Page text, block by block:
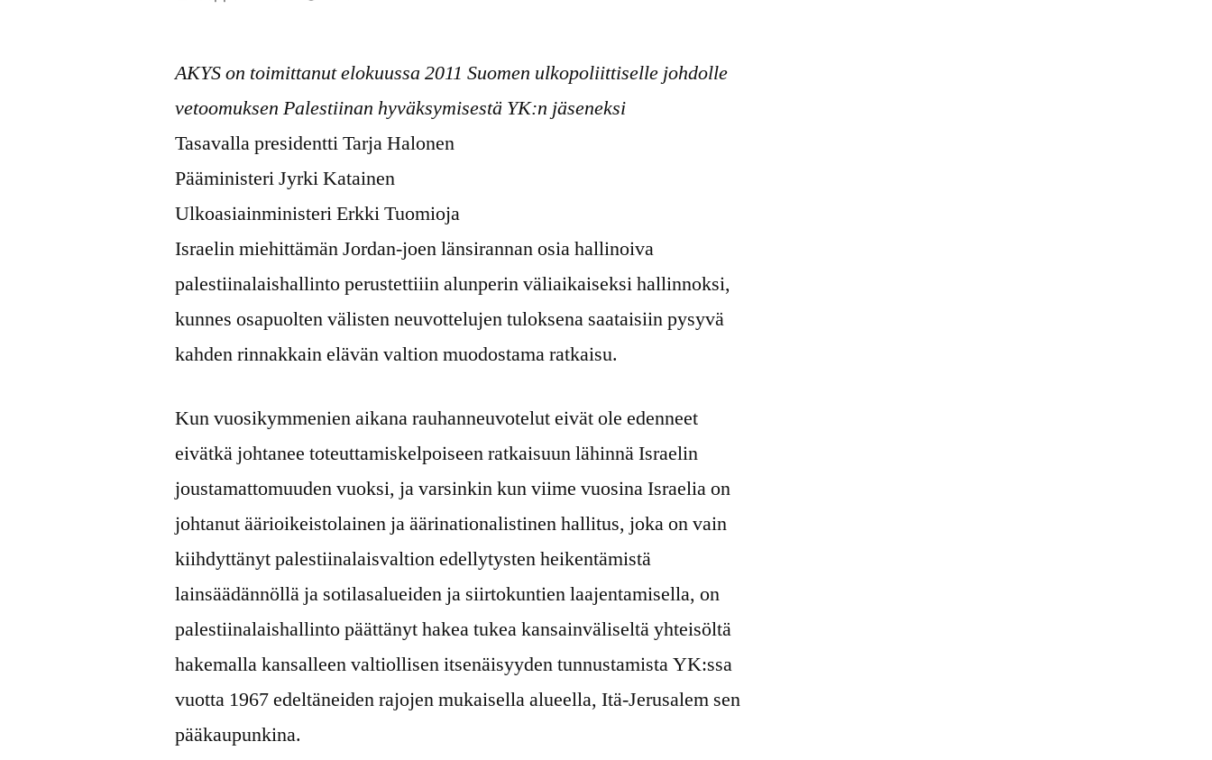
AKYS on toimittanut elokuussa 2011 Suomen ulkopoliittiselle johdolle
vetoomuksen Palestiinan hyväksymisestä YK:n jäseneksi
Tasavalla presidentti Tarja Halonen
Pääministeri Jyrki Katainen
Ulkoasiainministeri Erkki Tuomioja
Israelin miehittämän Jordan-joen länsirannan osia hallinoiva
palestiinalaishallinto perustettiiin alunperin väliaikaiseksi hallinnoksi,
kunnes osapuolten välisten neuvottelujen tuloksena saataisiin pysyvä
kahden rinnakkain elävän valtion muodostama ratkaisu.
Kun vuosikymmenien aikana rauhanneuvotelut eivät ole edenneet
eivätkä johtanee toteuttamiskelpoiseen ratkaisuun lähinnä Israelin
joustamattomuuden vuoksi, ja varsinkin kun viime vuosina Israelia on
johtanut äärioikeistolainen ja äärinationalistinen hallitus, joka on vain
kiihdyttänyt palestiinalaisvaltion edellytysten heikentämistä
lainsäädännöllä ja sotilasalueiden ja siirtokuntien laajentamisella, on
palestiinalaishallinto päättänyt hakea tukea kansainväliseltä yhteisöltä
hakemalla kansalleen valtiollisen itsenäisyyden tunnustamista YK:ssa
vuotta 1967 edeltäneiden rajojen mukaisella alueella, Itä-Jerusalem sen
pääkaupunkina.